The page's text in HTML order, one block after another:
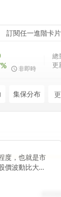
訂閱任一進階卡
非即時
總
更
集保分布
度，也就是市
價波動比大盤
小於 1，則表
值的變化